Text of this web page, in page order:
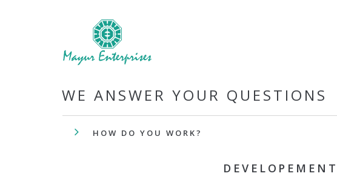
WE ANSWER YOUR QUESTIONS
HOW DO YOU WORK?
DEVELOPEMENT